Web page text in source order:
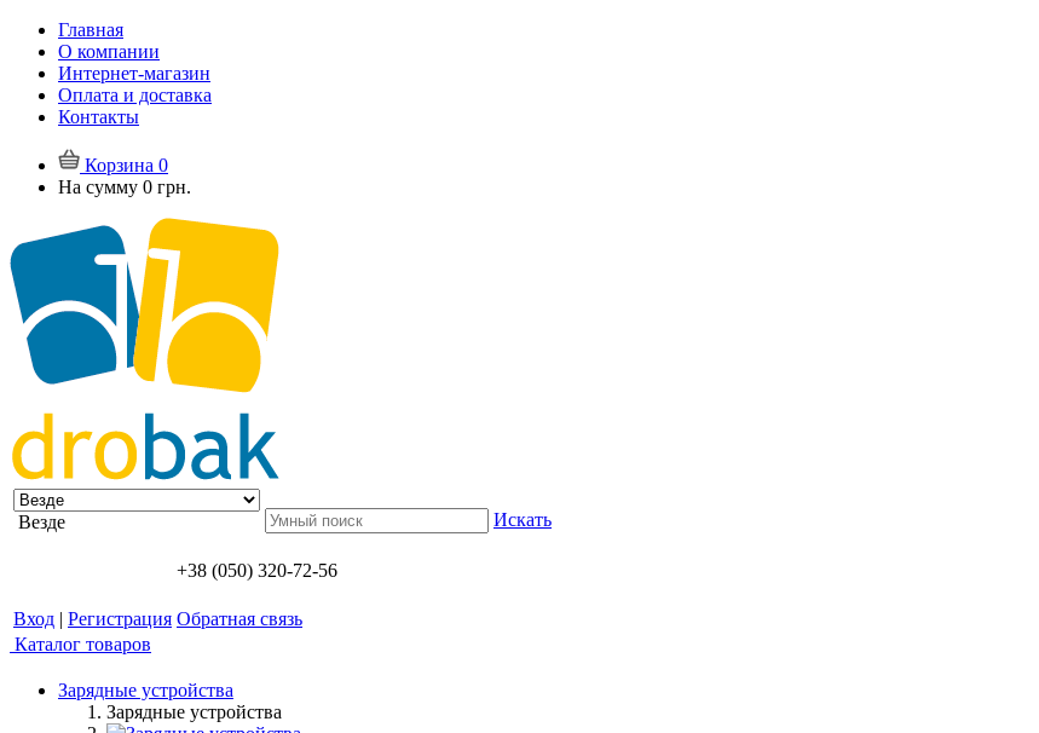
Главная
О компании
Интернет-магазин
Оплата и доставка
Контакты
Корзина 0
На сумму 0 грн.
Везде Искать
+38 (050) 320-72-56
Вход | Регистрация Обратная связь
Каталог товаров
Зарядные устройства
Зарядные устройства